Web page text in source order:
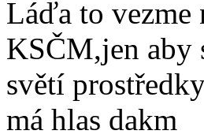
Láďa to vezme
KSČM,jen aby
světí
má hlas dakm